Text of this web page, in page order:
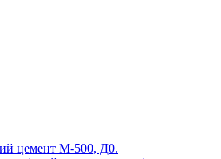
цемент М-500, Д0.